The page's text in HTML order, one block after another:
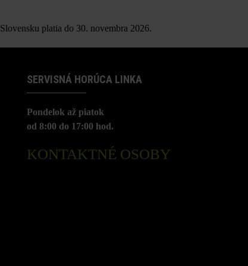
platia do 30. novembra 2026.
SERVISNÁ HORÚCA LINKA
Pondelok až piatok
od 8:00 do 17:00 hod.
KONTAKTNÉ OSOBY